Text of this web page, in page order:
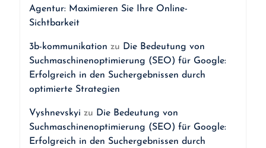
Agentur: Maximieren Sie Ihre Online-
Sichtbarkeit
3b-kommunikation zu Die Bedeutung von
Suchmaschinenoptimierung (SEO) für Google:
Erfolgreich in den Suchergebnissen durch
optimierte Strategien
Vyshnevskyi zu Die Bedeutung von
Suchmaschinenoptimierung (SEO) für Google:
Erfolgreich in den Suchergebnissen durch